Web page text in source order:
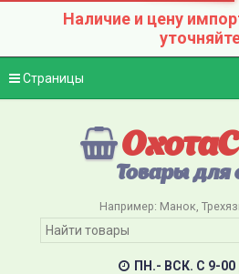
Наличие и цену
Страницы
Товары для
Например: Манок
ПН.- ВСК. C 9-00